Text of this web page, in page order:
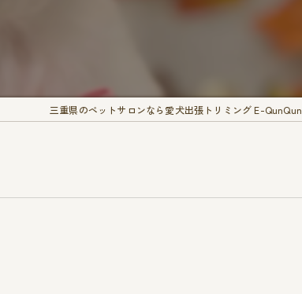
三重県のペットサロンなら愛犬出張トリミング E-QunQun